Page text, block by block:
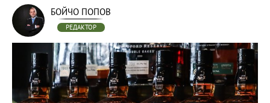
БОЙЧО ПОПОВ
РЕДАКТОР